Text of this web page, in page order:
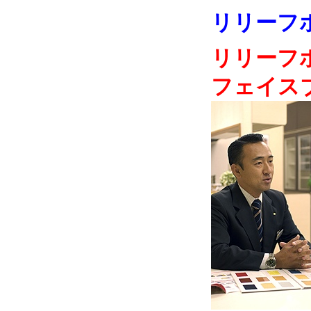
リリーフ
リリーフ
フェイス